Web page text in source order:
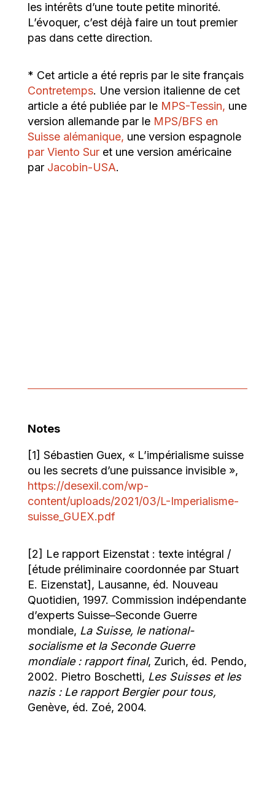
les intérêts d’une toute petite minorité.
L’évoquer, c’est déjà faire un tout premier
pas dans cette direction.
* Cet article a été repris par le site français
Contretemps. Une version italienne de cet
article a été publiée par le MPS-Tessin, une
version allemande par le MPS/BFS en
Suisse alémanique, une version espagnole
par Viento Suret une version américaine
par Jacobin-USA.
Notes
[1] Sébastien Guex, « L’impérialisme suisse
ou les secrets d’une puissance invisible »,
https://desexil.com/wp-
content/uploads/2021/03/L-Imperialisme-
suisse_GUEX.pdf
[2] Le rapport Eizenstat : texte intégral /
[étude préliminaire coordonnée par Stuart
E. Eizenstat], Lausanne, éd. Nouveau
Quotidien, 1997. Commission indépendante
d’experts Suisse–Seconde Guerre
mondiale, La Suisse, le national-
socialisme et la Seconde Guerre
mondiale : rapport final, Zurich, éd. Pendo,
2002. Pietro Boschetti, Les Suisses et les
nazis : Le rapport Bergier pour tous,
Genève, éd. Zoé, 2004.